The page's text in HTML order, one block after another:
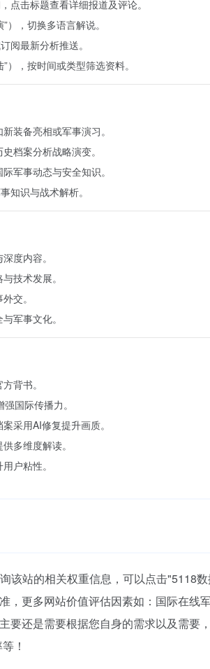
点击标题查看详细报道及评论。
），切换多语言解说。
阅最新分析推送。
），按时间或类型筛选资料。
装备亮相或军事演习。
档案分析战略演变。
军事动态与安全知识。
知识与战术解析。
度内容。
技术发展。
交。
军事文化。
背书。
国际传播力。
采用AI修复提升画质。
多维度解读。
户粘性。
该站的相关权重信息，可以点击"5118
，更多网站价值评估因素如：国际在线
要还是需要根据您自身的需求以及需要
！